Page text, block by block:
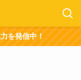
を発信中！